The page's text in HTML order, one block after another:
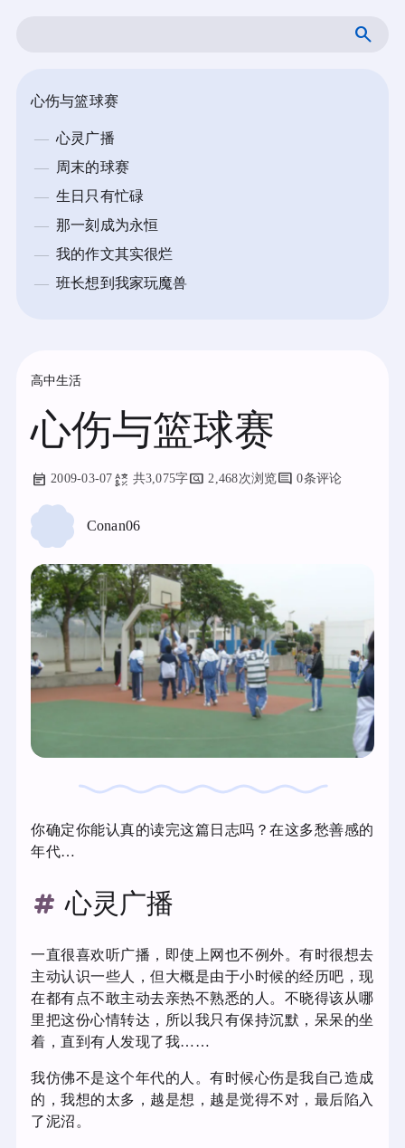
高中生活
心伤与篮球赛
2009-03-07 共3,075字 2,468次浏览 0条评论
Conan06
你确定你能认真的读完这篇日志吗？在这多愁善感的
年代…
心灵广播
一直很喜欢听广播，即使上网也不例外。有时很想去
主动认识一些人，但大概是由于小时候的经历吧，现
在都有点不敢主动去亲热不熟悉的人。不晓得该从哪
里把这份心情转达，所以我只有保持沉默，呆呆的坐
着，直到有人发现了我……
我仿佛不是这个年代的人。有时候心伤是我自己造成
的，我想的太多，越是想，越是觉得不对，最后陷入
了泥沼。
心伤与篮球赛
心灵广播
周末的球赛
生日只有忙碌
那一刻成为永恒
我的作文其实很烂
班长想到我家玩魔兽